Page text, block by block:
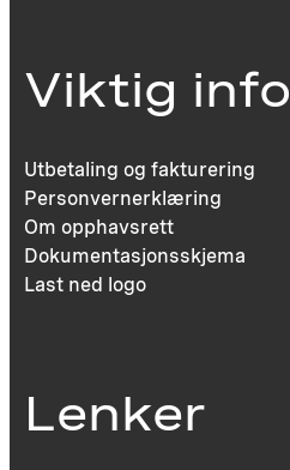
Viktig info
Utbetaling og fakturering
Personvernerklæring
Om opphavsrett
Dokumentasjonsskjema
Last ned logo
Lenker